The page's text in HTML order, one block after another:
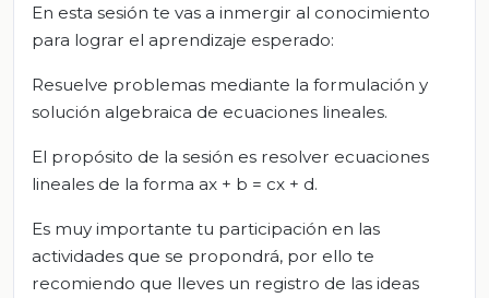
En esta sesión te vas a inmergir al conocimiento
para lograr el aprendizaje esperado:
Resuelve problemas mediante la formulación y
solución algebraica de ecuaciones lineales.
El propósito de la sesión es resolver ecuaciones
lineales de la forma ax + b = cx + d.
Es muy importante tu participación en las
actividades que se propondrá, por ello te
recomiendo que lleves un registro de las ideas